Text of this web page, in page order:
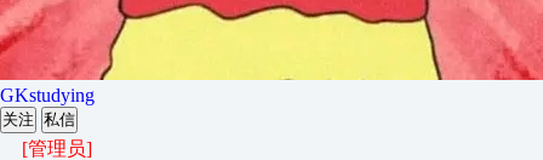
GKstudying
关注 私信
[管理员]